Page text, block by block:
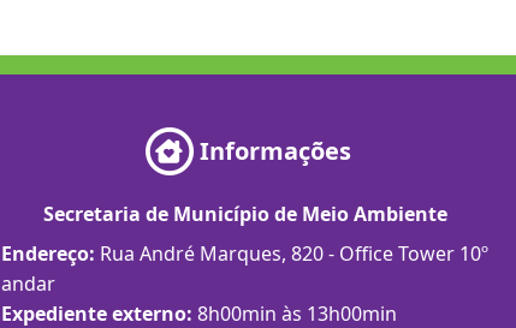
Informações
Secretaria de Município de Meio Ambiente
Endereço: Rua André Marques, 820 - Office Tower 10º
andar
Expediente externo:8h00min às 13h00min